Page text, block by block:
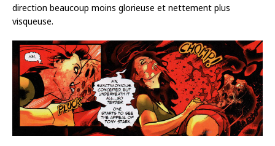
direction beaucoup moins glorieuse et nettement plus
visqueuse.